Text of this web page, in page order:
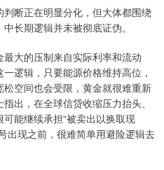
断正在明显分化，但大体都围绕
长期逻辑并未被彻底证伪。
大的压制来自实际利率和流动
逻辑，只要能源价格维持高位，
空间也会受限，黄金就很难重新
出，在全球信贷收缩压力抬头、
能继续承担“被卖出以换取现
出现之前，很难简单用避险逻辑去